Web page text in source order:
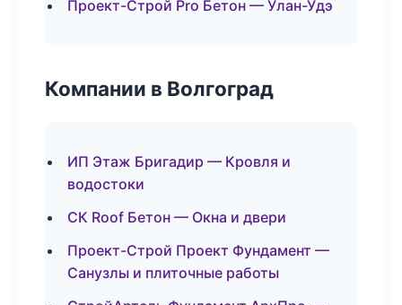
Проект-Строй Pro Бетон — Улан-Удэ
Компании в Волгоград
ИП Этаж Бригадир — Кровля и
водостоки
СК Roof Бетон — Окна и двери
Проект-Строй Проект Фундамент —
Санузлы и плиточные работы